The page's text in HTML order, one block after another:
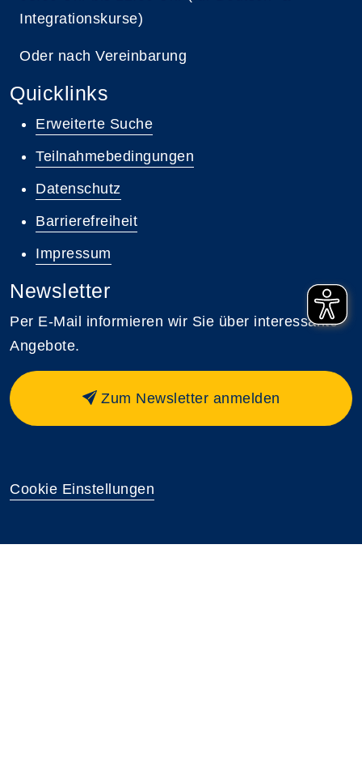
Integrationskurse)
Oder nach Vereinbarung
Quicklinks
Erweiterte Suche
Teilnahmebedingungen
Datenschutz
Barrierefreiheit
Impressum
Newsletter
Per E-Mail informieren wir Sie über interessante
Angebote.
Zum Newsletter anmelden
Cookie Einstellungen